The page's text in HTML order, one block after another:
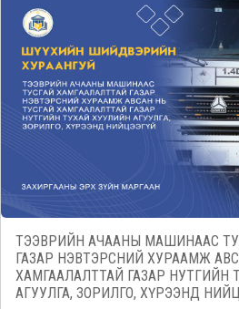
ТЭЭВРИЙН АЧААНЫ МАШИНААС
ГАЗАР НЭВТЭРСНИЙ ХУРААМЖ
ХАМГААЛАЛТТАЙ ГАЗАР НУТГИЙН
АГУУЛГА, ЗОРИЛГО, ХҮРЭЭНД